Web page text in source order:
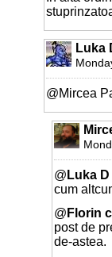
Luka
@Mircea
@ Luka D
cum
@ Florin
post de
de-astea.